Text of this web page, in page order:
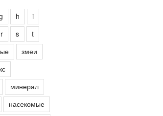
h
i
r s
t
змеи
минерал
насекомые